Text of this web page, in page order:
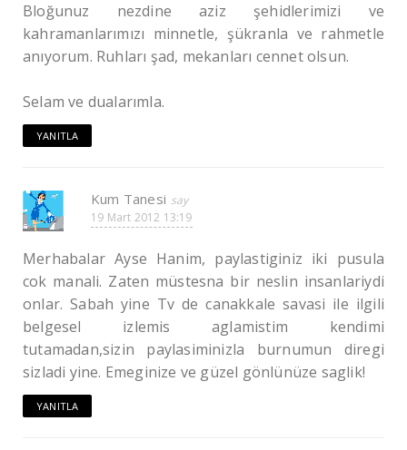
Bloğunuz nezdine aziz şehidlerimizi ve
kahramanlarımızı minnetle, şükranla ve rahmetle
anıyorum. Ruhları şad, mekanları cennet olsun.
Selam ve dualarımla.
YANITLA
Kum Tanesi
19 Mart 2012 13:19
Merhabalar Ayse Hanim, paylastiginiz iki pusula
cok manali. Zaten müstesna bir neslin insanlariydi
onlar. Sabah yine Tv de canakkale savasi ile ilgili
belgesel izlemis aglamistim kendimi
tutamadan,sizin paylasiminizla burnumun diregi
sizladi yine. Emeginize ve güzel gönlünüze saglik!
YANITLA